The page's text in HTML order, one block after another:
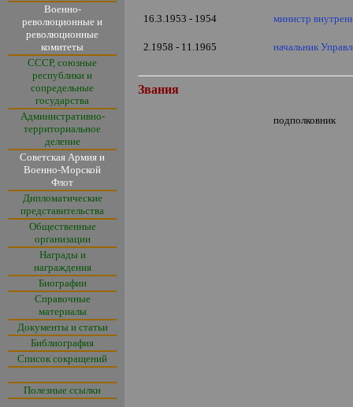
Военно-
революционные и
революционные
комитеты
СССР, союзные
республики и
сопредельные
государства
Административно-
территориальное
деление
Советская Армия и
Военно-Морской
Флот
Дипломатические
представительства
Общественные
организации
Награды и
награждения
Биографии
Справочные
материалы
Документы и статьи
Библиография
Список сокращений
Полезные ссылки
16.3.1953 - 1954 министр
2.1958 - 11.1965 начальник
Звания
подполковник